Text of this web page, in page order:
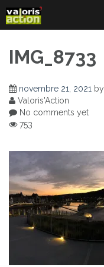
to
content
IMG_8733
novembre 21, 2021 by
Valoris'Action
No comments yet
753